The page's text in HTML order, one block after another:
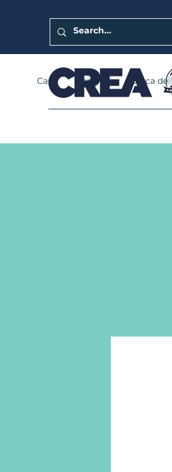
Casa General Acerca de